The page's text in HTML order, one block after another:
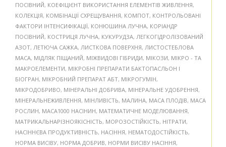
ПОСІВНИЙ, КОЕФІЦІЄНТ ВИКОРИСТАННЯ ЕЛЕМЕНТІВ ЖИВЛЕННЯ,
КОЛЕКЦІЯ, КОМБІНАЦІЇ СХРЕЩУВАННЯ, КОМПОТ, КОНТРОЛЬОВАНІ
ФАКТОРИ ІНТЕНСИФІКАЦІЇ, КОНЮШИНА ЛУЧНА, КОРІАНДР
ПОСІВНИЙ, КОСТРИЦЯ ЛУЧНА, КУКУРУДЗА, ЛЕГКОГІДРОЛІЗОВАНИЙ
АЗОТ, ЛЕТЮЧА САЖКА, ЛИСТКОВА ПОВЕРХНЯ, ЛИСТОСТЕБЛОВА
МАСА, МІДЛЯК ПІЩАНИЙ, МІЖВИДОВІ ГІБРИДИ, МІКОЗИ, МІКРО - ТА
МАКРОЕЛЕМЕНТИ, МІКРОБНІ ПРЕПАРАТИ БАКТОПАСЛЬОН І
БІОГРАН, МІКРОБНИЙ ПРЕПАРАТ АБТ, МІКРОГУМІН,
МІКРОДОБРИВО, МІНЕРАЛЬНІ ДОБРИВА, МІНЕРАЛЬНЕ УДОБРЕННЯ,
МІНЕРАЛЬНЕЖИВЛЕННЯ, МІНЛИВІСТЬ, МАЛИНА, МАСА ПЛОДІВ, МАСА
РОСЛИН, МАСА1000 НАСІНИН, МАТЕМАТИЧНЕ МОДЕЛЮВАННЯ,
МАТРИКАЛЬНАРІЗНОЯКІСНІСТЬ, МОРОЗОСТІЙКІСТЬ, НІТРАТИ,
НАСІННЄВА ПРОДУКТИВНІСТЬ, НАСІННЯ, НЕМАТОДОСТІЙКІСТЬ,
НОРМА ВИСІВУ, НОРМА ДОБРИВ, НОРМИ ВИСІВУ НАСІННЯ,